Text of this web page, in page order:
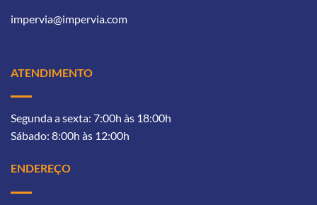
impervia@impervia.com
ATENDIMENTO
Segunda a sexta: 7:00h às 18:00h
Sábado: 8:00h às 12:00h
ENDEREÇO